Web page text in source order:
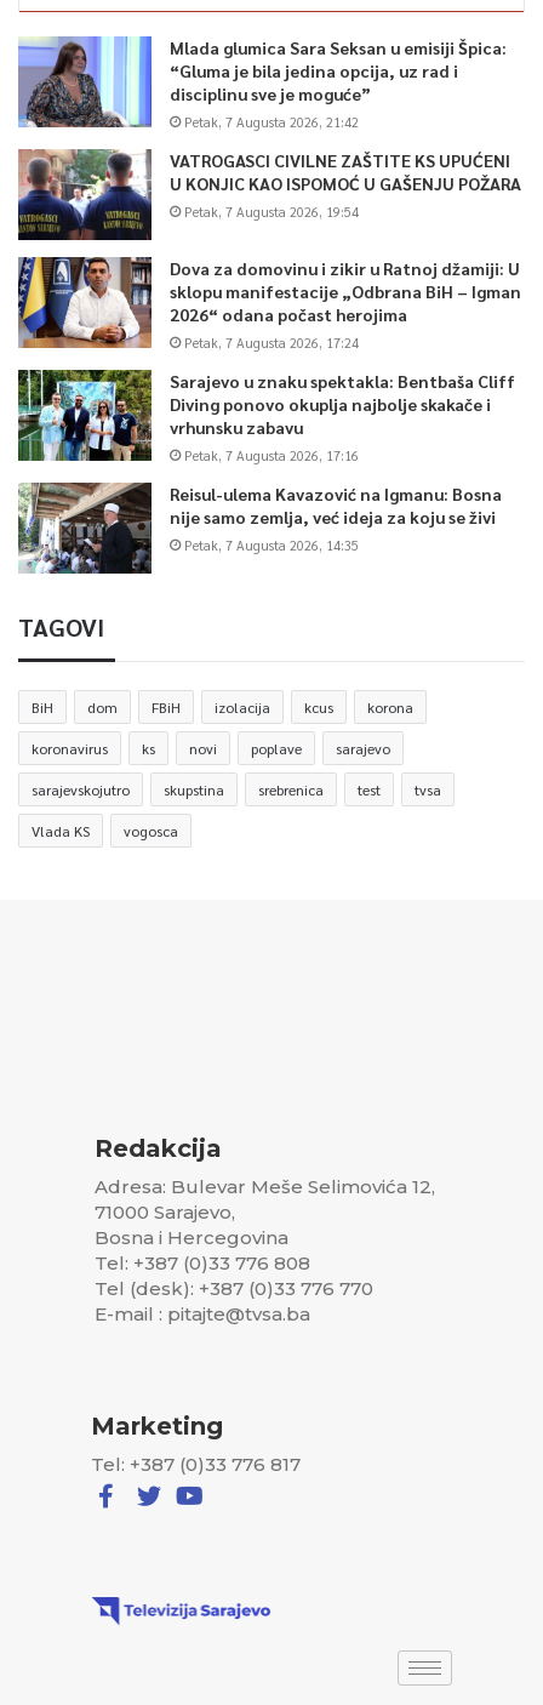
Mlada glumica Sara Seksan u emisiji Špica:
“Gluma je bila jedina opcija, uz rad i
disciplinu sve je moguće”
Petak, 7 Augusta 2026, 21:42
VATROGASCI CIVILNE ZAŠTITE KS UPUĆENI
U KONJIC KAO ISPOMOĆ U GAŠENJU POŽARA
Petak, 7 Augusta 2026, 19:54
Dova za domovinu i zikir u Ratnoj džamiji: U
sklopu manifestacije „Odbrana BiH – Igman
2026“ odana počast herojima
Petak, 7 Augusta 2026, 17:24
Sarajevo u znaku spektakla: Bentbaša Cliff
Diving ponovo okuplja najbolje skakače i
vrhunsku zabavu
Petak, 7 Augusta 2026, 17:16
Reisul-ulema Kavazović na Igmanu: Bosna
nije samo zemlja, već ideja za koju se živi
Petak, 7 Augusta 2026, 14:35
TAGOVI
BiH dom FBiH izolacija kcus korona
koronavirus ks novi poplave sarajevo
sarajevskojutro skupstina srebrenica test tvsa
Vlada KS vogosca
Redakcija
Adresa: Bulevar Meše Selimovića 12,
71000 Sarajevo,
Bosna i Hercegovina
Tel: +387 (0)33 776 808
Tel (desk): +387 (0)33 776 770
E-mail : pitajte@tvsa.ba
Marketing
Tel: +387 (0)33 776 817